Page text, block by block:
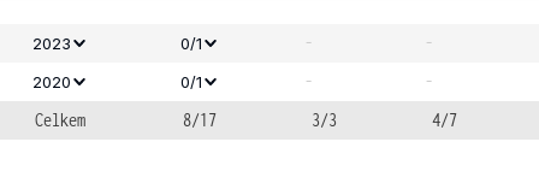
2023 0/1 - -
2020 0/1 -
-
Celkem
8/17 3/3 4/7